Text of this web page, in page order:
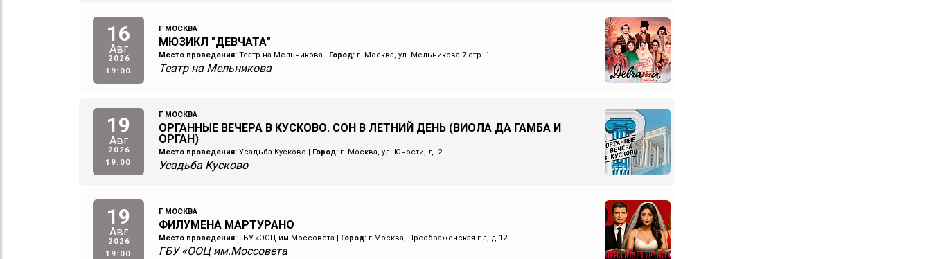
16
Авг
2026
19:00
Г МОСКВА
МЮЗИКЛ "ДЕВЧАТА"
Место проведения:Театр на Мельникова | Город:г. Москва, ул. Мельникова 7 стр. 1
Театр на Мельникова
19
Авг
2026
19:00
Г МОСКВА
ОРГАННЫЕ ВЕЧЕРА В КУСКОВО. СОН В ЛЕТНИЙ ДЕНЬ (ВИОЛА ДА ГАМБА И
ОРГАН)
Место проведения:Усадьба Кусково | Город:г. Москва, ул. Юности, д. 2
Усадьба Кусково
19
Авг
2026
19:00
Г МОСКВА
ФИЛУМЕНА МАРТУРАНО
Место проведения:ГБУ «ООЦ им.Моссовета | Город:г Москва, Преображенская пл, д 12
ГБУ «ООЦ им.Моссовета